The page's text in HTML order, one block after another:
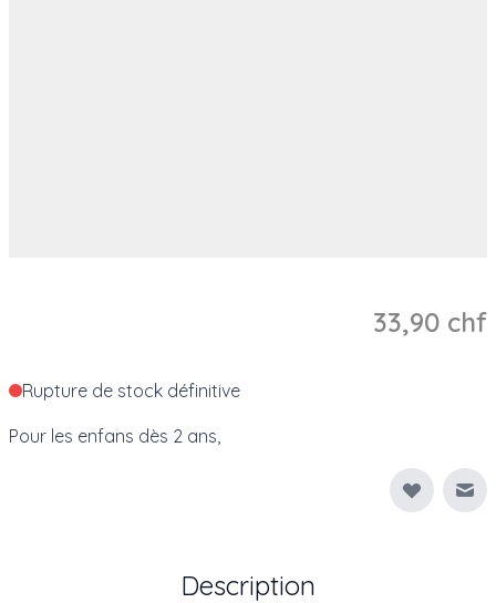
33,90 chf
Rupture de stock définitive
Pour les enfans dès 2 ans,
Description